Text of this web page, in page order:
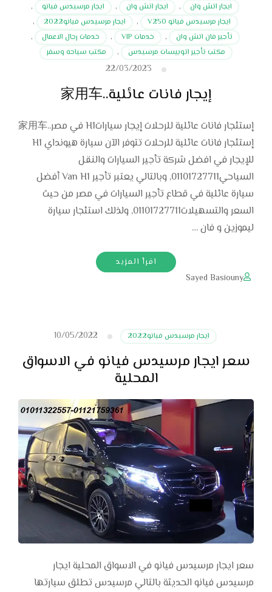
ايجار اتش وان
, ايجار اتش وان , ايجار مرسيدس فيانو
,
ايجار مرسيدس فيانو V250
, ايجار مرسيدس فيانو2022
,
تأجير فان اتش وان
, خدمات VIP , خدمات رجال الاعمال
,
مكتب تأجير اتوبيسات مرسيدس
, مكتب سياحه وسفر
22/03/2023
إيجار فانات عائلية..家用车
إستئجار فانات عائلية للرحلات إيجار سياراتH1 في مصر..家用车
إستئجار فانات عائلية للرحلات تتوفر الآن سيارة هيونداي H1
للإيجار في افضل شركة تأجير السيارات والنقل
السياحي01101727711, وبالتالي يعتبر تأجير Van H1 أفضل
سيارة عائلية في قطاع تأجير السيارات في مصر من حيث
السعر والتسهيلات01101727711, ولذلك استئجار سيارة
ليموزين و فان …
اقرأ المزيد
Sayed Basiouny
ايجار مرسيدس فيانو2022 10/05/2022
سعر ايجار مرسيدس فيانو في الاسواق
المحلية
سعر ايجار مرسيدس فيانو في الاسواق المحلية ايجار
مرسيدس فيانو الحديثة بالتالي مرسيدس تطلق سيارتها